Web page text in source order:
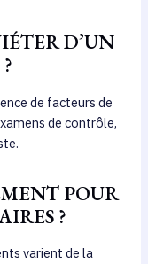
D’UN
de facteurs de
de contrôle,
POUR
?
varient de la